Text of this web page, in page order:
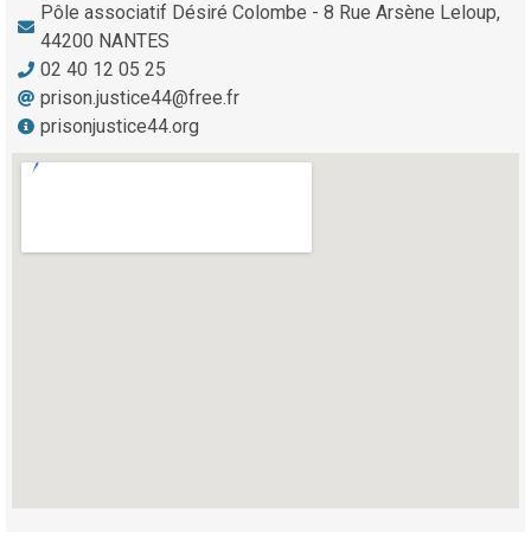
Pôle associatif Désiré Colombe - 8 Rue Arsène Leloup,
44200 NANTES
02 40 12 05 25
prison.justice44@free.fr
prisonjustice44.org